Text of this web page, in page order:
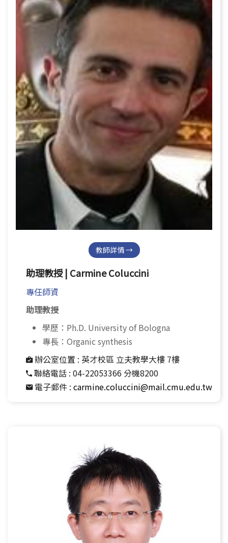
教師詳情 →
助理教授 | Carmine Coluccini
專任師資
助理教授
學歷：Ph.D. University of Bologna
專長：Organic synthesis
辦公室位置 : 英才校區 立夫教學大樓 7樓
聯絡電話 : 04-22053366 分機8200
電子郵件 : carmine.coluccini@mail.cmu.edu.tw